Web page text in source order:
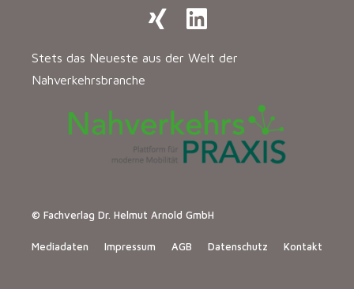
Stets das Neueste aus der Welt der
Nahverkehrsbranche
© Fachverlag Dr. Helmut Arnold GmbH
Mediadaten Impressum AGB Datenschutz Kontakt